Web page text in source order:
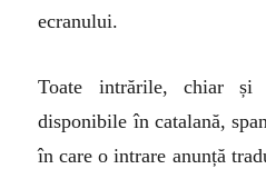
ecranului.
Toate intrările, chiar
disponibile în catalană,
în care o intrare anunță